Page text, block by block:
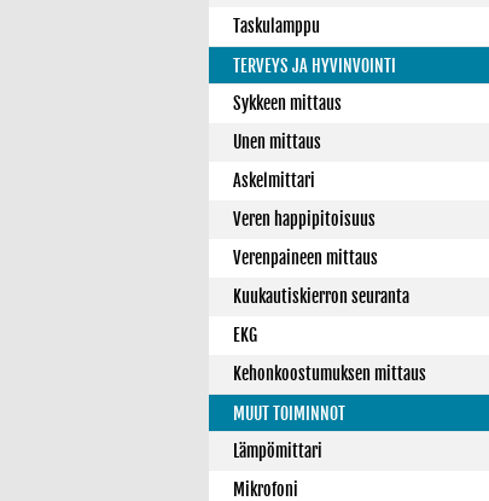
Taskulamppu
TERVEYS JA HYVINVOINTI
Sykkeen mittaus
Unen mittaus
Askelmittari
Veren happipitoisuus
Verenpaineen mittaus
Kuukautiskierron seuranta
EKG
Kehonkoostumuksen mittaus
MUUT TOIMINNOT
Lämpömittari
Mikrofoni